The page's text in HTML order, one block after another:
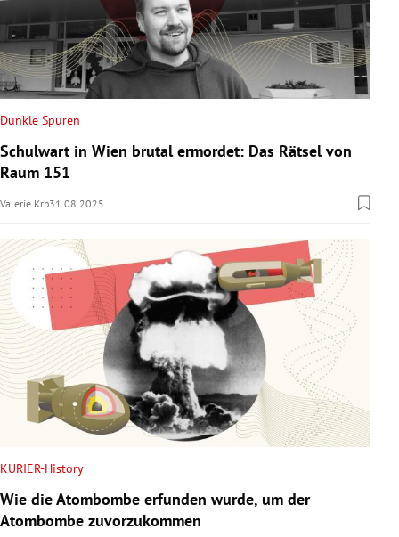
Dunkle Spuren
Schulwart in Wien brutal ermordet: Das Rätsel von
Raum 151
Valerie Krb31.08.2025
KURIER-History
Wie die Atombombe erfunden wurde, um der
Atombombe zuvorzukommen